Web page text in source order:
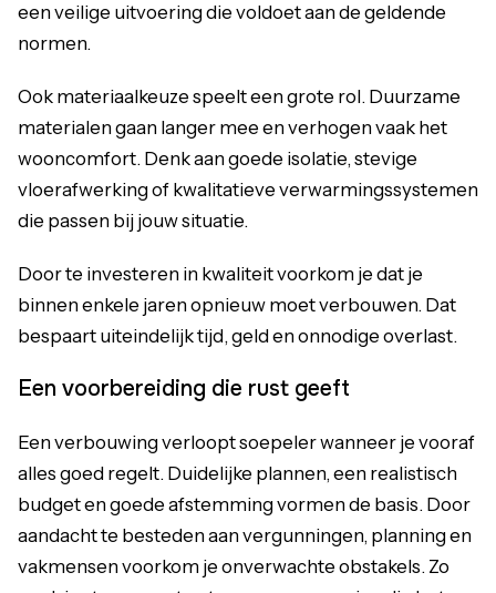
een veilige uitvoering die voldoet aan de geldende
normen.
Ook materiaalkeuze speelt een grote rol. Duurzame
materialen gaan langer mee en verhogen vaak het
wooncomfort. Denk aan goede isolatie, stevige
vloerafwerking of kwalitatieve verwarmingssystemen
die passen bij jouw situatie.
Door te investeren in kwaliteit voorkom je dat je
binnen enkele jaren opnieuw moet verbouwen. Dat
bespaart uiteindelijk tijd, geld en onnodige overlast.
Een voorbereiding die rust geeft
Een verbouwing verloopt soepeler wanneer je vooraf
alles goed regelt. Duidelijke plannen, een realistisch
budget en goede afstemming vormen de basis. Door
aandacht te besteden aan vergunningen, planning en
vakmensen voorkom je onverwachte obstakels. Zo